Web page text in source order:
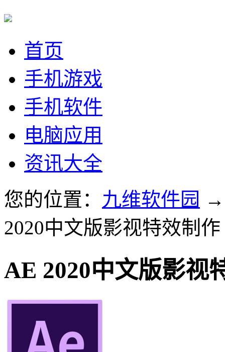
首页
手机游戏
手机软件
电脑应用
资讯大全
您的位置： 九维软件园
2020中文版影视特效制作
AE 2020中文版影视